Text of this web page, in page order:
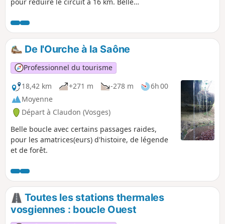
d'hébergement au camping la clairière
du Verbamont, visite des verriers au
travail dans la plus ancienne verrerie
d'art de France, possibilité de
restauration au départ et à mi-chemin.
De l'Ourche à la Saône
Professionnel du tourisme
18,42 km
+271 m -278 m
6h 00
Moyenne
Départ à Claudon (Vosges)
Belle boucle avec certains passages raides,
pour les amatrices(eurs) d'histoire, de légende
et de forêt.
Toutes les stations thermales
vosgiennes : boucle Ouest